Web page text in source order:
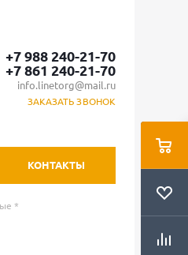
+7 988 240-21-70
+7 861 240-21-70
info.linetorg@mail.ru
ЗАКАЗАТЬ ЗВОНОК
КОНТАКТЫ
*